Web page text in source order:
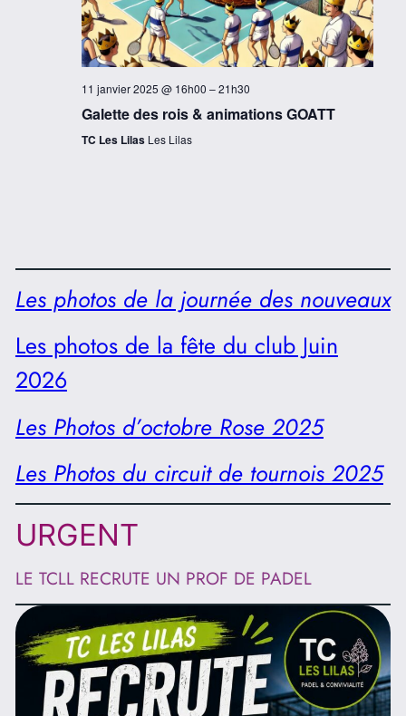
11 janvier 2025 @ 16h00 –21h30
Galette des rois & animations GOATT
TC Les Lilas Les Lilas
Les photos de la journée des nouveaux
Les photos de la fête du club Juin
2026
Les Photos d’octobre Rose 2025
Les Photos du circuit de tournois 2025
URGENT
LE TCLL RECRUTE UN PROF DE PADEL